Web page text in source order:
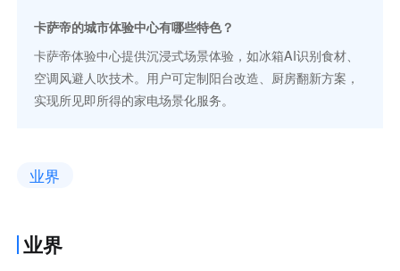
卡萨帝的城市体验中心有哪些特色？
卡萨帝体验中心提供沉浸式场景体验，如冰箱AI识别食材、
空调风避人吹技术。用户可定制阳台改造、厨房翻新方案，
实现所见即所得的家电场景化服务。
业界
业界